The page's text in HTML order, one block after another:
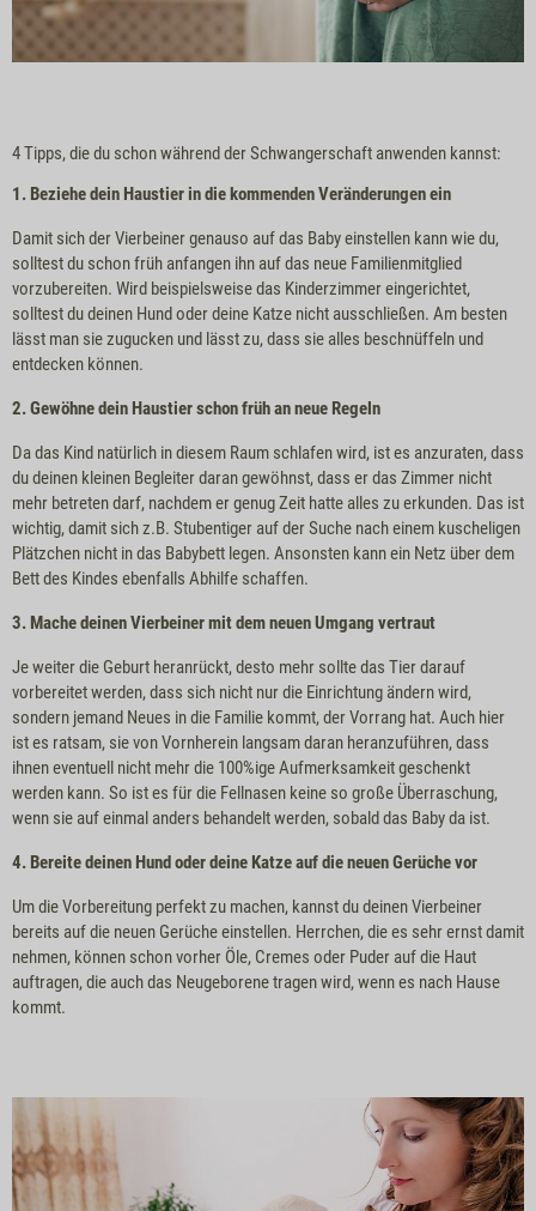
4 Tipps, die du schon während der Schwangerschaft anwenden kannst:
1. Beziehe dein Haustier in die kommenden Veränderungen ein
Damit sich der Vierbeiner genauso auf das Baby einstellen kann wie du,
solltest du schon früh anfangen ihn auf das neue Familienmitglied
vorzubereiten. Wird beispielsweise das Kinderzimmer eingerichtet,
solltest du deinen Hund oder deine Katze nicht ausschließen. Am besten
lässt man sie zugucken und lässt zu, dass sie alles beschnüffeln und
entdecken können.
2. Gewöhne dein Haustier schon früh an neue Regeln
Da das Kind natürlich in diesem Raum schlafen wird, ist es anzuraten, dass
du deinen kleinen Begleiter daran gewöhnst, dass er das Zimmer nicht
mehr betreten darf, nachdem er genug Zeit hatte alles zu erkunden. Das ist
wichtig, damit sich z.B. Stubentiger auf der Suche nach einem kuscheligen
Plätzchen nicht in das Babybett legen. Ansonsten kann ein Netz über dem
Bett des Kindes ebenfalls Abhilfe schaffen.
3. Mache deinen Vierbeiner mit dem neuen Umgang vertraut
Je weiter die Geburt heranrückt, desto mehr sollte das Tier darauf
vorbereitet werden, dass sich nicht nur die Einrichtung ändern wird,
sondern jemand Neues in die Familie kommt, der Vorrang hat. Auch hier
ist es ratsam, sie von Vornherein langsam daran heranzuführen, dass
ihnen eventuell nicht mehr die 100%ige Aufmerksamkeit geschenkt
werden kann. So ist es für die Fellnasen keine so große Überraschung,
wenn sie auf einmal anders behandelt werden, sobald das Baby da ist.
4. Bereite deinen Hund oder deine Katze auf die neuen Gerüche vor
Um die Vorbereitung perfekt zu machen, kannst du deinen Vierbeiner
bereits auf die neuen Gerüche einstellen. Herrchen, die es sehr ernst damit
nehmen, können schon vorher Öle, Cremes oder Puder auf die Haut
auftragen, die auch das Neugeborene tragen wird, wenn es nach Hause
kommt.